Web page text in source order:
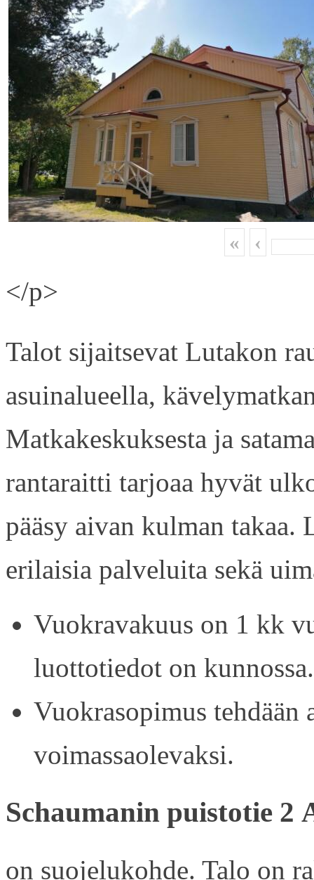
« ‹
</p>
Talot sijaitsevat Lutakon
asuinalueella,
Matkakeskuksesta ja
rantaraitti tarjoaa hyvät
pääsy aivan kulman
erilaisia palveluita sekä
Vuokravakuus on 1 kk
luottotiedot on kunnossa.
Vuokrasopimus tehdään
voimassaolevaksi.
Schaumanin puistotie 2
on suojelukohde. Talo on